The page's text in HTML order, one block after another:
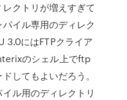
クトリが増えすぎて
イル専用のディレク
3.0にはFTPクライア
のシェル上でftp
してもよいだろう。
ル用のディレクトリ